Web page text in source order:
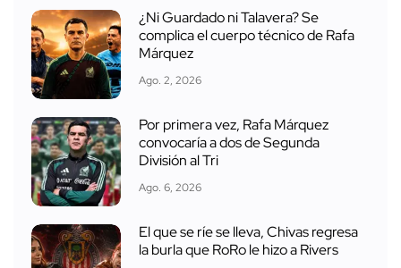
¿Ni Guardado ni Talavera? Se
complica el cuerpo técnico de Rafa
Márquez
Ago. 2, 2026
Por primera vez, Rafa Márquez
convocaría a dos de Segunda
División al Tri
Ago. 6, 2026
El que se ríe se lleva, Chivas regresa
la burla que RoRo le hizo a Rivers